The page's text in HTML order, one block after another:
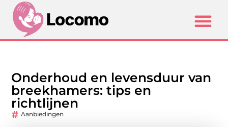
Onderhoud en levensduur van
breekhamers: tips en
richtlijnen
Aanbiedingen